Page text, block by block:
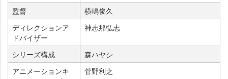
監督
横嶋俊久
ディレクションア
ドバイザー
神志那弘志
シリーズ構成
森ハヤシ
アニメーションキ
菅野利之